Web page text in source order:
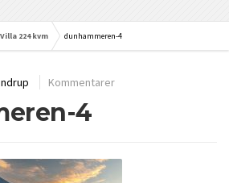
Villa 224 kvm dunhammeren-4
Kommentarer
4